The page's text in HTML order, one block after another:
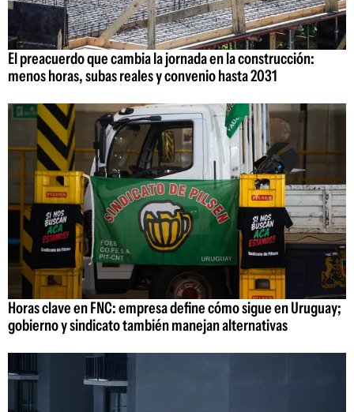
El preacuerdo que cambia la jornada en la construcción:
menos horas, subas reales y convenio hasta 2031
Horas clave en FNC: empresa define cómo sigue en Uruguay;
gobierno y sindicato también manejan alternativas